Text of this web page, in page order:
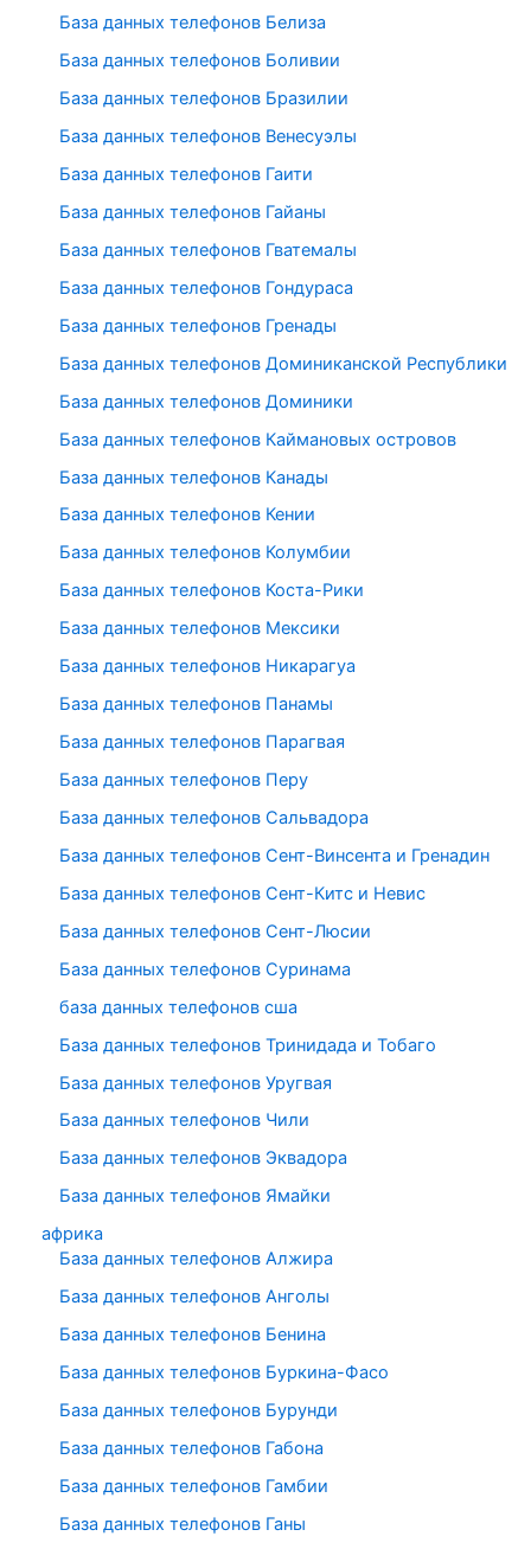
База данных телефонов Белиза
База данных телефонов Боливии
База данных телефонов Бразилии
База данных телефонов Венесуэлы
База данных телефонов Гаити
База данных телефонов Гайаны
База данных телефонов Гватемалы
База данных телефонов Гондураса
База данных телефонов Гренады
База данных телефонов Доминиканской Республики
База данных телефонов Доминики
База данных телефонов Каймановых островов
База данных телефонов Канады
База данных телефонов Кении
База данных телефонов Колумбии
База данных телефонов Коста-Рики
База данных телефонов Мексики
База данных телефонов Никарагуа
База данных телефонов Панамы
База данных телефонов Парагвая
База данных телефонов Перу
База данных телефонов Сальвадора
База данных телефонов Сент-Винсента и Гренадин
База данных телефонов Сент-Китс и Невис
База данных телефонов Сент-Люсии
База данных телефонов Суринама
база данных телефонов сша
База данных телефонов Тринидада и Тобаго
База данных телефонов Уругвая
База данных телефонов Чили
База данных телефонов Эквадора
База данных телефонов Ямайки
африка
База данных телефонов Алжира
База данных телефонов Анголы
База данных телефонов Бенина
База данных телефонов Буркина-Фасо
База данных телефонов Бурунди
База данных телефонов Габона
База данных телефонов Гамбии
База данных телефонов Ганы